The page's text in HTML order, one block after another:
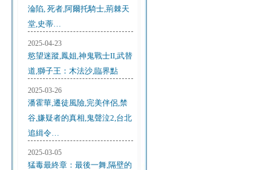
淪陷, 死者,阿爾托騎士,荊棘天
堂,史蒂…
2025-04-23
慾望迷蹤,鳳姐,神鬼戰士II,武替
道,獅子王：木法沙,臨界點
2025-03-26
潘霍華,遷徒風險,完美伴侶,禁
谷,嫌疑者的真相,鬼聲泣2,台北
追緝令…
2025-03-05
猛毒最終章：最後一舞,隔壁的